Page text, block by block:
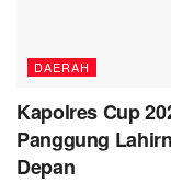
DAERAH
Kapolres Cup
Panggung
Depan